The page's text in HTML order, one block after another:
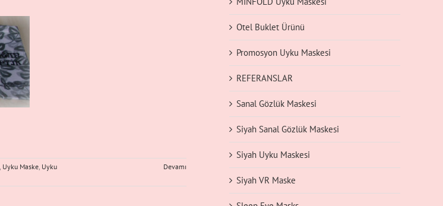
Uyku Maske Uyku
Devamı
Otel Buklet Ürünü
Promosyon Uyku Maskesi
REFERANSLAR
Sanal Gözlük Maskesi
Siyah Sanal Gözlük Maskesi
Siyah Uyku Maskesi
Siyah VR Maske